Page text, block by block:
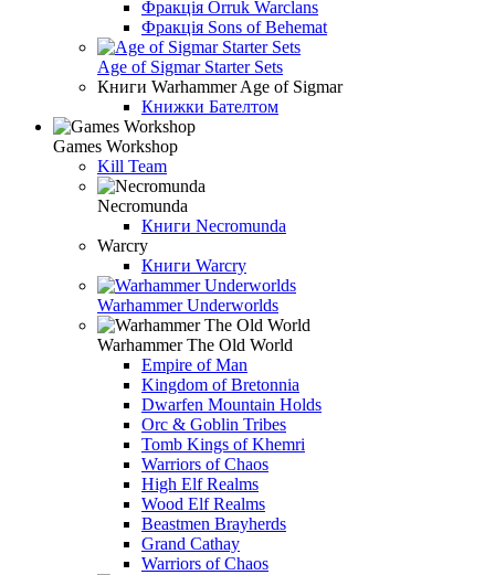
Фракція Orruk Warclans
Фракція Sons of Behemat
Age of Sigmar Starter Sets
Книги Warhammer Age of Sigmar
Книжки Бателтом
Games Workshop
Kill Team
Necromunda
Книги Necromunda
Warcry
Книги Warcry
Warhammer Underworlds
Warhammer The Old World
Empire of Man
Kingdom of Bretonnia
Dwarfen Mountain Holds
Orc & Goblin Tribes
Tomb Kings of Khemri
Warriors of Chaos
High Elf Realms
Wood Elf Realms
Beastmen Brayherds
Grand Cathay
Warriors of Chaos